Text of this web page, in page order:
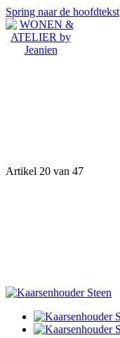
Spring naar de hoofdtekst
Artikel 20 van 47